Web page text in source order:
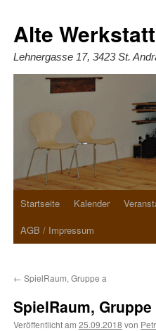
Alte Werkstatt
Lehnergasse 17, 3423 St.
Startseite Kalender
AGB / Impressum
← SpielRaum, Gruppe a
SpielRaum, Gruppe
Veröffentlicht am 25.09.2018 von